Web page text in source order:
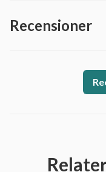
Recensioner